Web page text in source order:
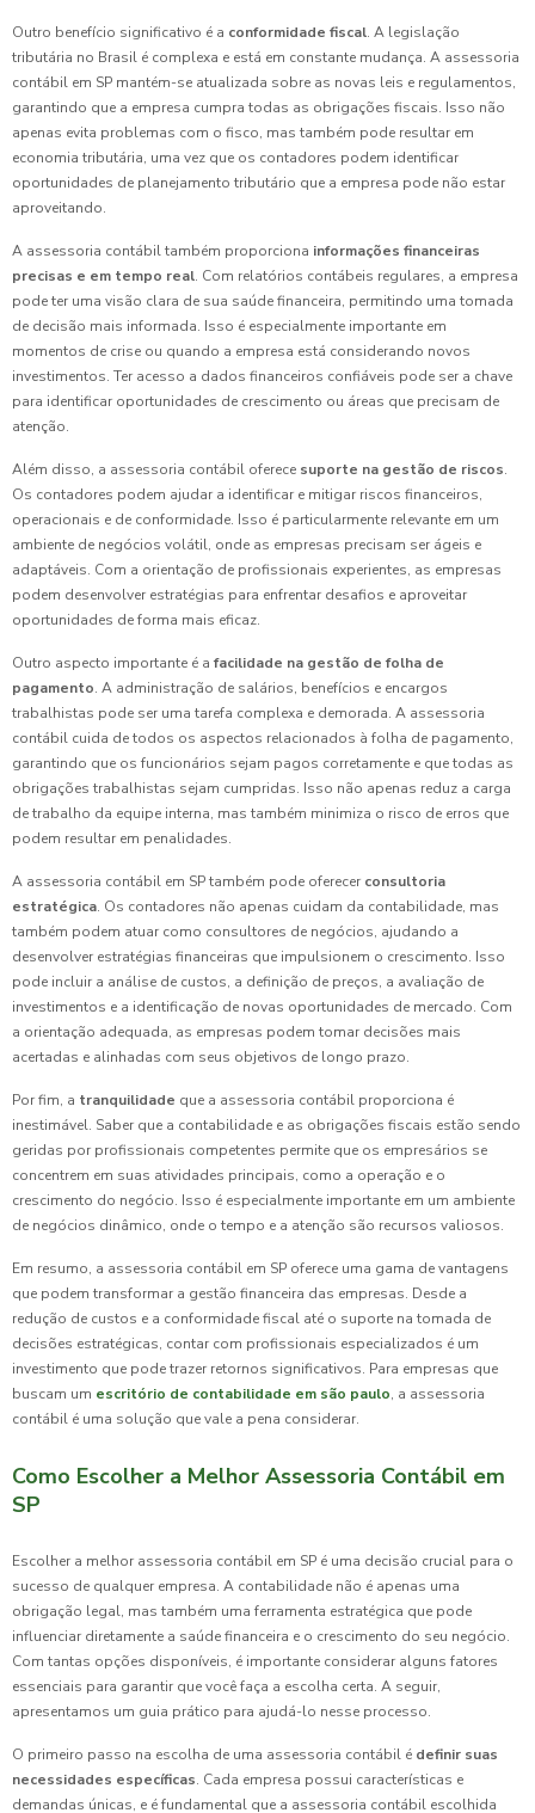
Outro benefício significativo é a conformidade fiscal. A legislação
tributária no Brasil é complexa e está em constante mudança. A assessoria
contábil em SP mantém-se atualizada sobre as novas leis e regulamentos,
garantindo que a empresa cumpra todas as obrigações fiscais. Isso não
apenas evita problemas com o fisco, mas também pode resultar em
economia tributária, uma vez que os contadores podem identificar
oportunidades de planejamento tributário que a empresa pode não estar
aproveitando.
A assessoria contábil também proporciona informações financeiras
precisas e em tempo real. Com relatórios contábeis regulares, a empresa
pode ter uma visão clara de sua saúde financeira, permitindo uma tomada
de decisão mais informada. Isso é especialmente importante em
momentos de crise ou quando a empresa está considerando novos
investimentos. Ter acesso a dados financeiros confiáveis pode ser a chave
para identificar oportunidades de crescimento ou áreas que precisam de
atenção.
Além disso, a assessoria contábil oferece suporte na gestão de riscos.
Os contadores podem ajudar a identificar e mitigar riscos financeiros,
operacionais e de conformidade. Isso é particularmente relevante em um
ambiente de negócios volátil, onde as empresas precisam ser ágeis e
adaptáveis. Com a orientação de profissionais experientes, as empresas
podem desenvolver estratégias para enfrentar desafios e aproveitar
oportunidades de forma mais eficaz.
Outro aspecto importante é a facilidade na gestão de folha de
pagamento. A administração de salários, benefícios e encargos
trabalhistas pode ser uma tarefa complexa e demorada. A assessoria
contábil cuida de todos os aspectos relacionados à folha de pagamento,
garantindo que os funcionários sejam pagos corretamente e que todas as
obrigações trabalhistas sejam cumpridas. Isso não apenas reduz a carga
de trabalho da equipe interna, mas também minimiza o risco de erros que
podem resultar em penalidades.
A assessoria contábil em SP também pode oferecer consultoria
estratégica. Os contadores não apenas cuidam da contabilidade, mas
também podem atuar como consultores de negócios, ajudando a
desenvolver estratégias financeiras que impulsionem o crescimento. Isso
pode incluir a análise de custos, a definição de preços, a avaliação de
investimentos e a identificação de novas oportunidades de mercado. Com
a orientação adequada, as empresas podem tomar decisões mais
acertadas e alinhadas com seus objetivos de longo prazo.
Por fim, a tranquilidade que a assessoria contábil proporciona é
inestimável. Saber que a contabilidade e as obrigações fiscais estão sendo
geridas por profissionais competentes permite que os empresários se
concentrem em suas atividades principais, como a operação e o
crescimento do negócio. Isso é especialmente importante em um ambiente
de negócios dinâmico, onde o tempo e a atenção são recursos valiosos.
Em resumo, a assessoria contábil em SP oferece uma gama de vantagens
que podem transformar a gestão financeira das empresas. Desde a
redução de custos e a conformidade fiscal até o suporte na tomada de
decisões estratégicas, contar com profissionais especializados é um
investimento que pode trazer retornos significativos. Para empresas que
buscam um escritório de contabilidade em são paulo, a assessoria
contábil é uma solução que vale a pena considerar.
Como Escolher a Melhor Assessoria Contábil em
SP
Escolher a melhor assessoria contábil em SP é uma decisão crucial para o
sucesso de qualquer empresa. A contabilidade não é apenas uma
obrigação legal, mas também uma ferramenta estratégica que pode
influenciar diretamente a saúde financeira e o crescimento do seu negócio.
Com tantas opções disponíveis, é importante considerar alguns fatores
essenciais para garantir que você faça a escolha certa. A seguir,
apresentamos um guia prático para ajudá-lo nesse processo.
O primeiro passo na escolha de uma assessoria contábil é definir suas
necessidades específicas. Cada empresa possui características e
demandas únicas, e é fundamental que a assessoria contábil escolhida